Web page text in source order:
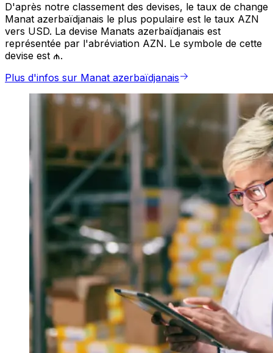
D'après notre classement des devises, le taux de change
Manat azerbaïdjanais le plus populaire est le taux AZN
vers USD. La devise Manats azerbaïdjanais est
représentée par l'abréviation AZN. Le symbole de cette
devise est ₼.
Plus d'infos sur Manat azerbaïdjanais